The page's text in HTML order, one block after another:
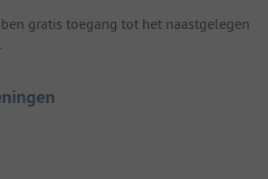
gratis toegang tot het naastgelegen